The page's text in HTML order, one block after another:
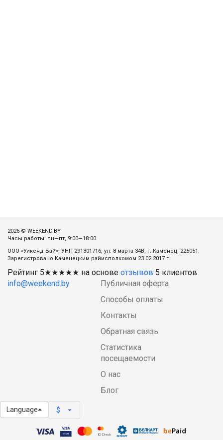
2026 © WEEKEND.BY
Часы работы: пн—пт, 9:00—18:00.
ООО «Уикенд Бай», УНП 291301716, ул. 8 марта 34В, г. Каменец, 225051.
Зарегистровано Каменецким райисполкомом 23.02.2017 г.
Рейтинг 5★★★★★ на основе отзывов 5 клиентов
info@weekend.by
Публичная оферта
Способы оплаты
Контакты
Обратная связь
Статистика
посещаемости
О нас
Блог
Language $ arrow_drop_down